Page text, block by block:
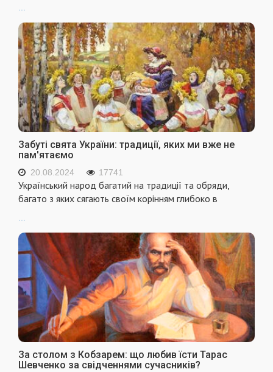
Забуті свята України: традиції, яких ми вже не
пам'ятаємо
20.08.2024 17741
Український народ багатий на традиції та обряди,
багато з яких сягають своїм корінням глибоко в
За столом з Кобзарем: що любив їсти Тарас
Шевченко за свідченнями сучасників?